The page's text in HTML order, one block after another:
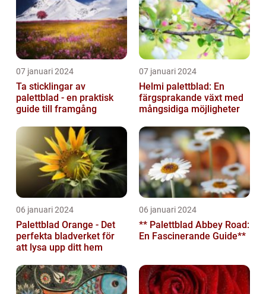
07 januari 2024
Ta sticklingar av
palettblad - en praktisk
guide till framgång
07 januari 2024
Helmi palettblad: En
färgsprakande växt med
mångsidiga möjligheter
06 januari 2024
Palettblad Orange - Det
perfekta bladverket för
att lysa upp ditt hem
06 januari 2024
** Palettblad Abbey Road:
En Fascinerande Guide**